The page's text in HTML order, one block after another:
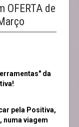
OFERTA de
da
pela Positiva,
numa viagem